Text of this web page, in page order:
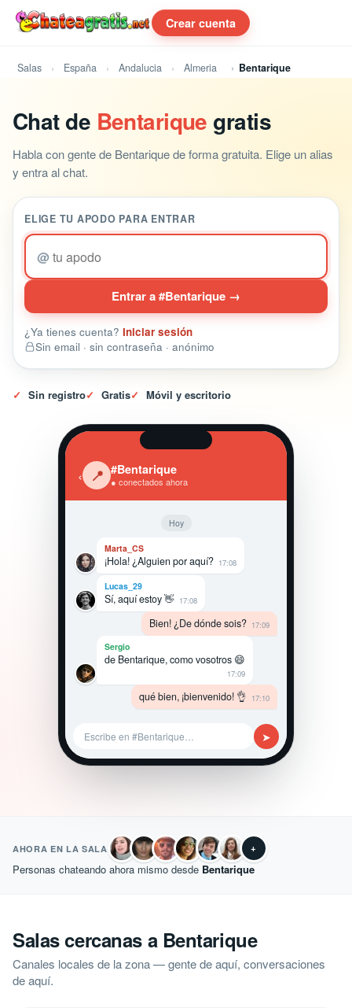
Crear cuenta
Salas España Andalucia Almeria Bentarique
Chat de Bentarique gratis
Habla con gente de Bentarique de forma gratuita. Elige un alias
y entra al chat.
ELIGE TU APODO PARA ENTRAR
@
Entrar a #Bentarique →
¿Ya tienes cuenta? Iniciar sesión
Sin email · sin contraseña · anónimo
✓ Sin registro✓ Gratis✓ Móvil y escritorio
‹ 📍 #Bentarique
● conectados ahora
Hoy
Marta_CS
¡Hola! ¿Alguien por aquí? 17:08
Lucas_29
Sí, aquí estoy 👋 17:08
Bien! ¿De dónde sois? 17:09
Sergio
de Bentarique, como vosotros 😄
17:09
qué bien, ¡bienvenido! 👌 17:10
Escribe en #Bentarique… ➤
AHORA EN LA SALA +
Personas chateando ahora mismo desde Bentarique
Salas cercanas a Bentarique
Canales locales de la zona — gente de aquí, conversaciones
de aquí.